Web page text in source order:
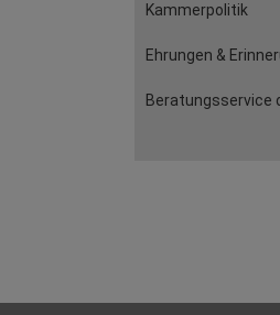
Kammerpolitik
Ehrungen &
Beratungsservice